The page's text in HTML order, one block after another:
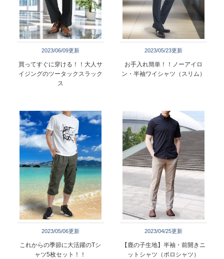
2023/06/09更新
買ってすぐに穿ける！！大人サ
イジングのツータックスラック
ス
2023/05/23更新
お手入れ簡単！！ノーアイロ
ン・半袖ワイシャツ（スリム）
2023/05/06更新
これからの季節に大活躍のTシ
ャツ5枚セット！！
2023/04/25更新
【鹿の子生地】半袖・前開きニ
ットシャツ（ポロシャツ）